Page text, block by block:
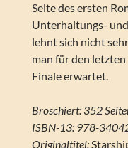
Seite des ersten
Unterhaltungs-
lehnt sich nicht
man für den letzten
Finale erwartet.
Broschiert: 352
ISBN-13: 978-
Originaltitel: